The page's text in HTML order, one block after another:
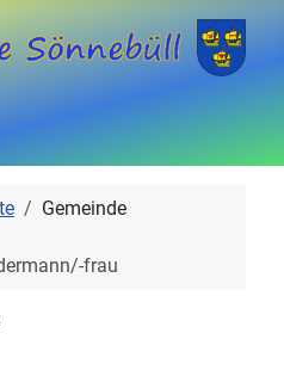
Gemeinde
frau